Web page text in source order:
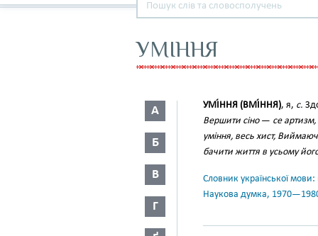
УМІННЯ
А
Б
В
Г
УМІ́ННЯ (ВМІ́ННЯ), я, с.
Вершити сіно— се артизм,
уміння, весь хист,
бачити життя в усьому
Словник української
Наукова думка,